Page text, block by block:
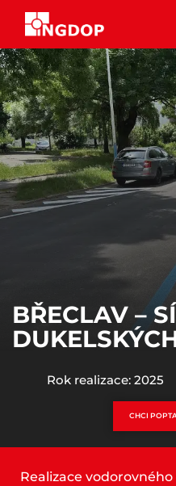
Rok realizace: 2025
BŘECLAV –
CHCI
Realizace